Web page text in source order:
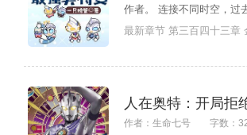
作者。 连接不同时空，过
最新章节 第三百四十三章
人在奥特：开局拒
作者：生命七号 字数：